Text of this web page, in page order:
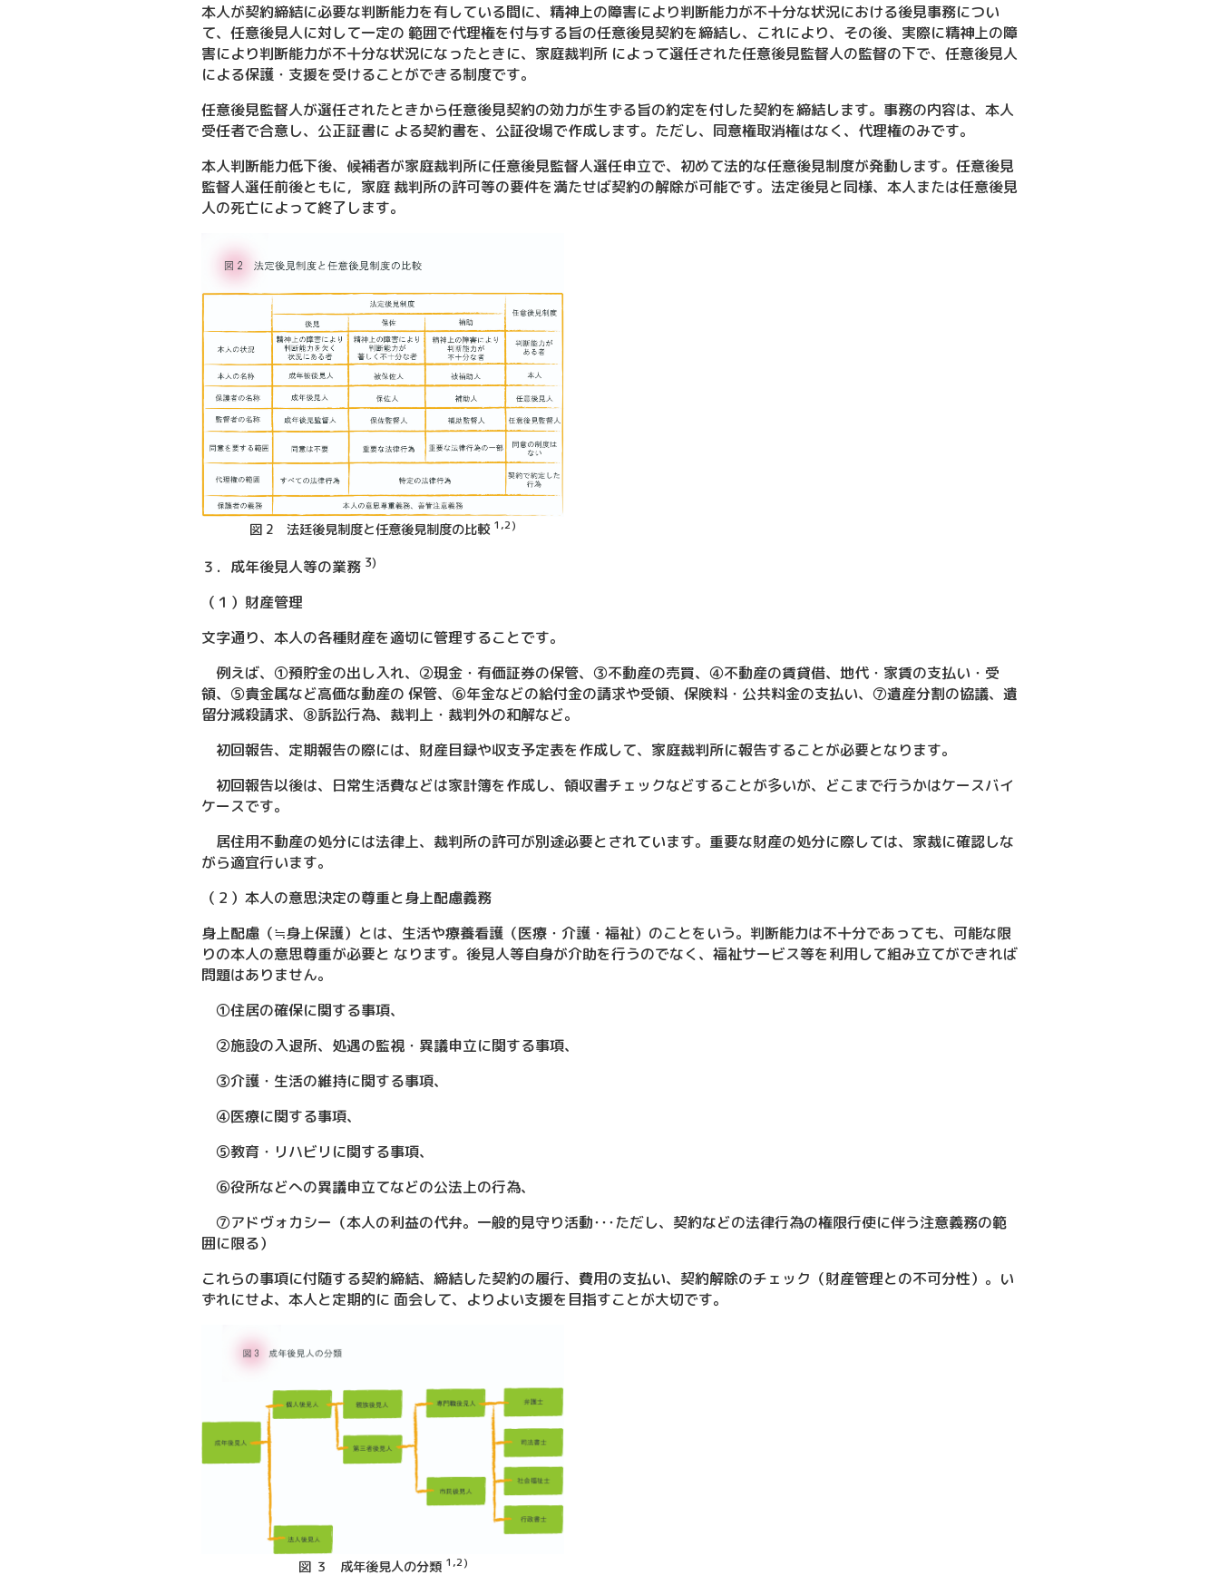
本人が契約締結に必要な判断能力を有している間に、精神上の障害により判断能力が不十分な状況における後見事務につい
て、任意後見人に対して一定の 範囲で代理権を付与する旨の任意後見契約を締結し、これにより、その後、実際に精神上の障
害により判断能力が不十分な状況になったときに、家庭裁判所 によって選任された任意後見監督人の監督の下で、任意後見人
による保護・支援を受けることができる制度です。
任意後見監督人が選任されたときから任意後見契約の効力が生ずる旨の約定を付した契約を締結します。事務の内容は、本人
受任者で合意し、公正証書に よる契約書を、公証役場で作成します。ただし、同意権取消権はなく、代理権のみです。
本人判断能力低下後、候補者が家庭裁判所に任意後見監督人選任申立で、初めて法的な任意後見制度が発動します。任意後見
監督人選任前後ともに，家庭 裁判所の許可等の要件を満たせば契約の解除が可能です。法定後見と同様、本人または任意後見
人の死亡によって終了します。
図 2 法廷後見制度と任意後見制度の比較 1,2)
３．成年後見人等の業務 3)
（１）財産管理
文字通り、本人の各種財産を適切に管理することです。
例えば、①預貯金の出し入れ、②現金・有価証券の保管、③不動産の売買、④不動産の賃貸借、地代・家賃の支払い・受
領、⑤貴金属など高価な動産の 保管、⑥年金などの給付金の請求や受領、保険料・公共料金の支払い、⑦遺産分割の協議、遺
留分減殺請求、⑧訴訟行為、裁判上・裁判外の和解など。
初回報告、定期報告の際には、財産目録や収支予定表を作成して、家庭裁判所に報告することが必要となります。
初回報告以後は、日常生活費などは家計簿を作成し、領収書チェックなどすることが多いが、どこまで行うかはケースバイ
ケースです。
居住用不動産の処分には法律上、裁判所の許可が別途必要とされています。重要な財産の処分に際しては、家裁に確認しな
がら適宜行います。
（２）本人の意思決定の尊重と身上配慮義務
身上配慮（≒身上保護）とは、生活や療養看護（医療・介護・福祉）のことをいう。判断能力は不十分であっても、可能な限
りの本人の意思尊重が必要と なります。後見人等自身が介助を行うのでなく、福祉サービス等を利用して組み立てができれば
問題はありません。
①住居の確保に関する事項、
②施設の入退所、処遇の監視・異議申立に関する事項、
③介護・生活の維持に関する事項、
④医療に関する事項、
⑤教育・リハビリに関する事項、
⑥役所などへの異議申立てなどの公法上の行為、
⑦アドヴォカシー（本人の利益の代弁。一般的見守り活動･･･ただし、契約などの法律行為の権限行使に伴う注意義務の範
囲に限る）
これらの事項に付随する契約締結、締結した契約の履行、費用の支払い、契約解除のチェック（財産管理との不可分性）。い
ずれにせよ、本人と定期的に 面会して、よりよい支援を目指すことが大切です。
図 ３ 成年後見人の分類 1,2)